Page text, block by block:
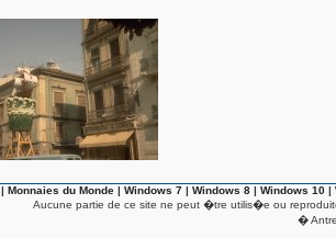
| Monnaies du Monde | Windows 7 | Windows 8 | Windows 10 |
Aucune partie de ce site ne peut �tre utilis�e ou
�